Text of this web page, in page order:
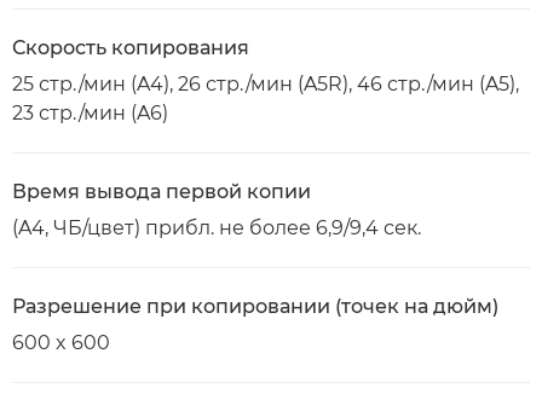
Скорость копирования
25 стр./мин (A4), 26 стр./мин (A5R), 46 стр./мин (A5),
23 стр./мин (A6)
Время вывода первой копии
(A4, ЧБ/цвет) прибл. не более 6,9/9,4 сек.
Разрешение при копировании (точек на дюйм)
600 x 600